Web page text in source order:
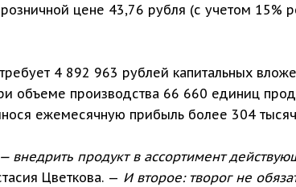
цене 43,76 рубля (с учетом
4 892 963 рублей капитальных
объеме производства 66 660 единиц
ежемесячную прибыль более 304
продукт в ассортимент
Цветкова. — И второе: творог не